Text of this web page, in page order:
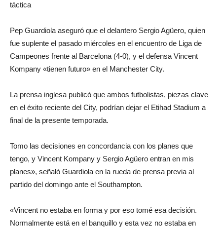
táctica
Pep Guardiola aseguró que el delantero Sergio Agüero, quien
fue suplente el pasado miércoles en el encuentro de Liga de
Campeones frente al Barcelona (4-0), y el defensa Vincent
Kompany «tienen futuro» en el Manchester City.
La prensa inglesa publicó que ambos futbolistas, piezas clave
en el éxito reciente del City, podrían dejar el Etihad Stadium a
final de la presente temporada.
Tomo las decisiones en concordancia con los planes que
tengo, y Vincent Kompany y Sergio Agüero entran en mis
planes», señaló Guardiola en la rueda de prensa previa al
partido del domingo ante el Southampton.
«Vincent no estaba en forma y por eso tomé esa decisión.
Normalmente está en el banquillo y esta vez no estaba en